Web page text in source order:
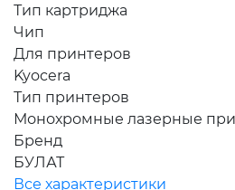
Тип картриджа
Чип
Для принтеров
Kyocera
Тип принтеров
Монохромные лазерные
Бренд
БУЛАТ
Все характеристики